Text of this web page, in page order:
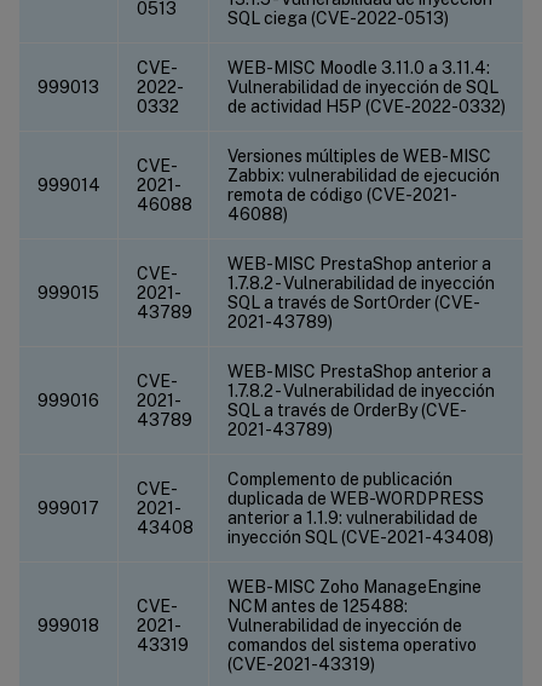
0513
SQL ciega (CVE-2022-0513)
999013
CVE-
2022-
0332
WEB-MISC Moodle 3.11.0 a 3.11.4:
Vulnerabilidad de inyección de SQL
de actividad H5P (CVE-2022-0332)
999014
CVE-
2021-
46088
Versiones múltiples de WEB-MISC
Zabbix: vulnerabilidad de ejecución
remota de código (CVE-2021-
46088)
999015
CVE-
2021-
43789
WEB-MISC PrestaShop anterior a
1.7.8.2 - Vulnerabilidad de inyección
SQL a través de SortOrder (CVE-
2021-43789)
999016
CVE-
2021-
43789
WEB-MISC PrestaShop anterior a
1.7.8.2 - Vulnerabilidad de inyección
SQL a través de OrderBy (CVE-
2021-43789)
999017
CVE-
2021-
43408
Complemento de publicación
duplicada de WEB-WORDPRESS
anterior a 1.1.9: vulnerabilidad de
inyección SQL (CVE-2021-43408)
999018
CVE-
2021-
43319
WEB-MISC Zoho ManageEngine
NCM antes de 125488:
Vulnerabilidad de inyección de
comandos del sistema operativo
(CVE-2021-43319)